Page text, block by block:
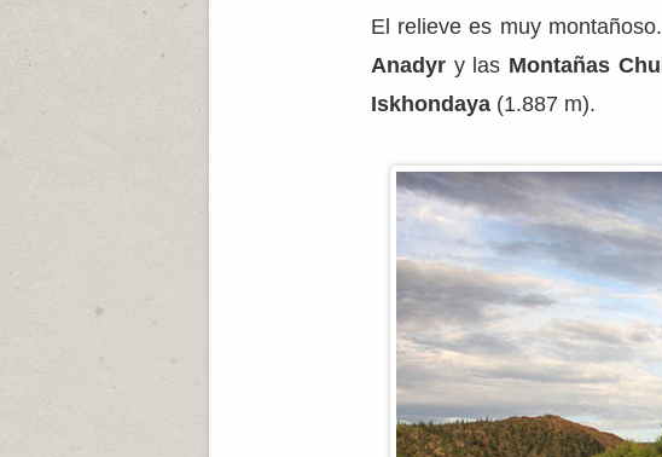
El relieve es muy
Anadyr y las Montañas
Iskhondaya (1.887 m).